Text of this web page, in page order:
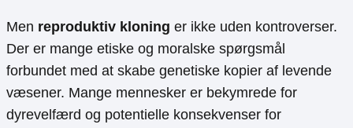
Men reproduktiv kloning er ikke uden kontroverser.
Der er mange etiske og moralske spørgsmål
forbundet med at skabe genetiske kopier af levende
væsener. Mange mennesker er bekymrede for
dyrevelfærd og potentielle konsekvenser for